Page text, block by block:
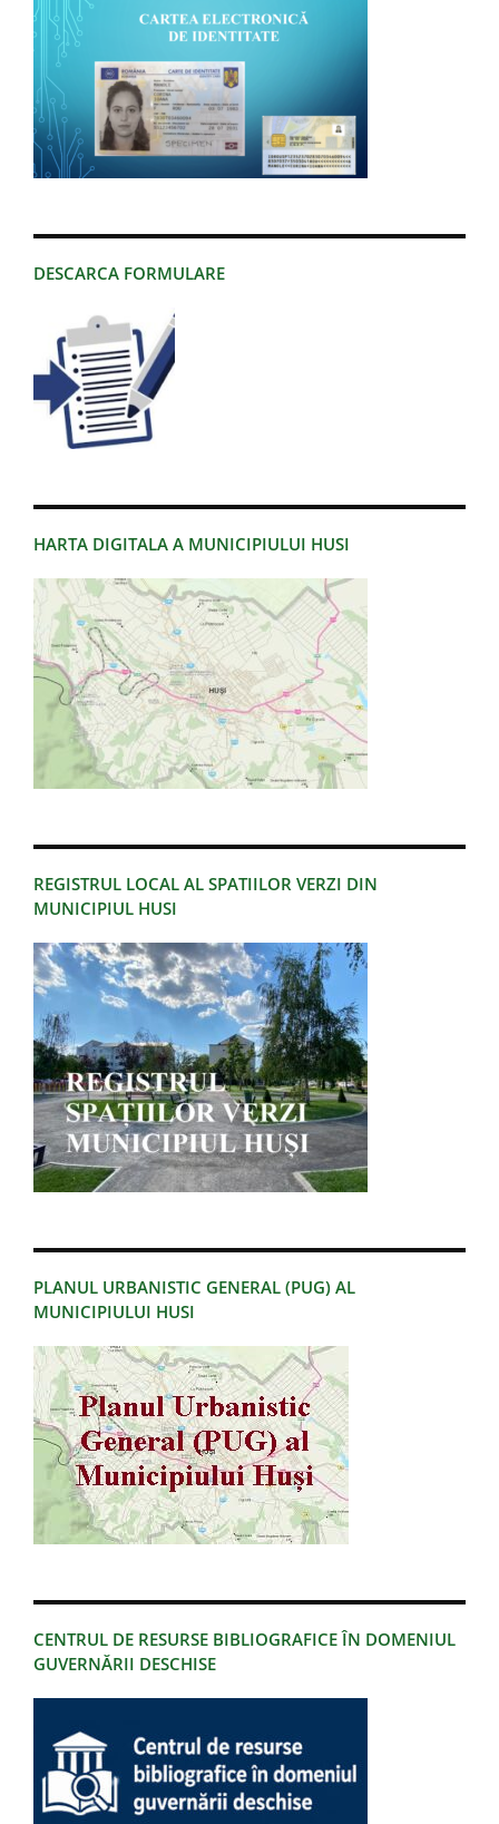
DESCARCA FORMULARE
HARTA DIGITALA A MUNICIPIULUI HUSI
REGISTRUL LOCAL AL SPATIILOR VERZI DIN
MUNICIPIUL HUSI
PLANUL URBANISTIC GENERAL (PUG) AL
MUNICIPIULUI HUSI
CENTRUL DE RESURSE BIBLIOGRAFICE ÎN DOMENIUL
GUVERNĂRII DESCHISE